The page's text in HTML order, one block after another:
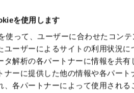
を使用します
使って、ユーザーに合わせたコン
ユーザーによるサイトの利用状況
タ解析の各パートナーに情報を共
ナーに提供した他の情報や各パー
、各パートナーによって使用される
コーポレートガバナンス
IR情報